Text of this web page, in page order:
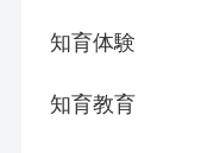
知育体験
知育教育